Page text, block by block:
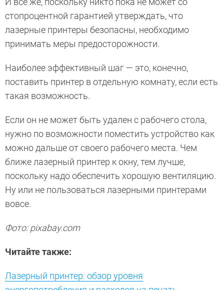
стопроцентной гарантией утверждать, что
лазерные принтеры безопасны, необходимо
принимать меры предосторожности.
Наиболее эффективный шаг — это, конечно,
поставить принтер в отдельную комнату, если есть
такая возможность.
Если он не может быть удален с рабочего стола,
нужно по возможности поместить устройство как
можно дальше от своего рабочего места. Чем
ближе лазерный принтер к окну, тем лучше,
поскольку надо обеспечить хорошую вентиляцию.
Ну или не пользоваться лазерными принтерами
вовсе.
Фото: pixabay.com
Читайте также:
Лазерный принтер: обзор уровня